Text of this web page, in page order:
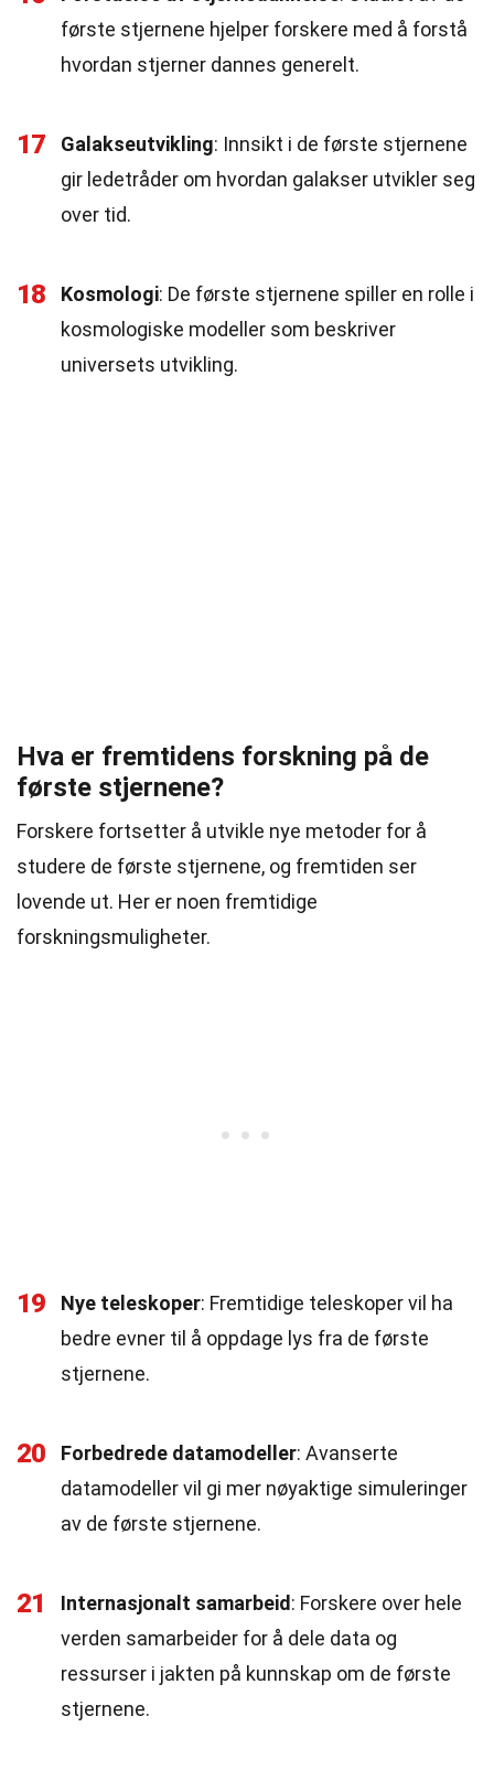
første stjernene hjelper forskere med å forstå
hvordan stjerner dannes generelt.
17 Galakseutvikling: Innsikt i de første stjernene
gir ledetråder om hvordan galakser utvikler seg
over tid.
18 Kosmologi: De første stjernene spiller en rolle i
kosmologiske modeller som beskriver
universets utvikling.
Hva er fremtidens forskning på de
første stjernene?
Forskere fortsetter å utvikle nye metoder for å
studere de første stjernene, og fremtiden ser
lovende ut. Her er noen fremtidige
forskningsmuligheter.
19 Nye teleskoper: Fremtidige teleskoper vil ha
bedre evner til å oppdage lys fra de første
stjernene.
20 Forbedrede datamodeller: Avanserte
datamodeller vil gi mer nøyaktige simuleringer
av de første stjernene.
21 Internasjonalt samarbeid : Forskere over hele
verden samarbeider for å dele data og
ressurser i jakten på kunnskap om de første
stjernene.